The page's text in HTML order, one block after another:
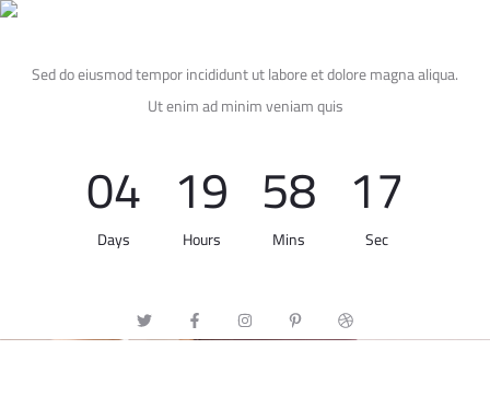
Sed do eiusmod tempor incididunt ut labore et dolore magna aliqua.
Ut enim ad minim veniam quis
04
Days
19
Hours
58
Mins
17
Sec